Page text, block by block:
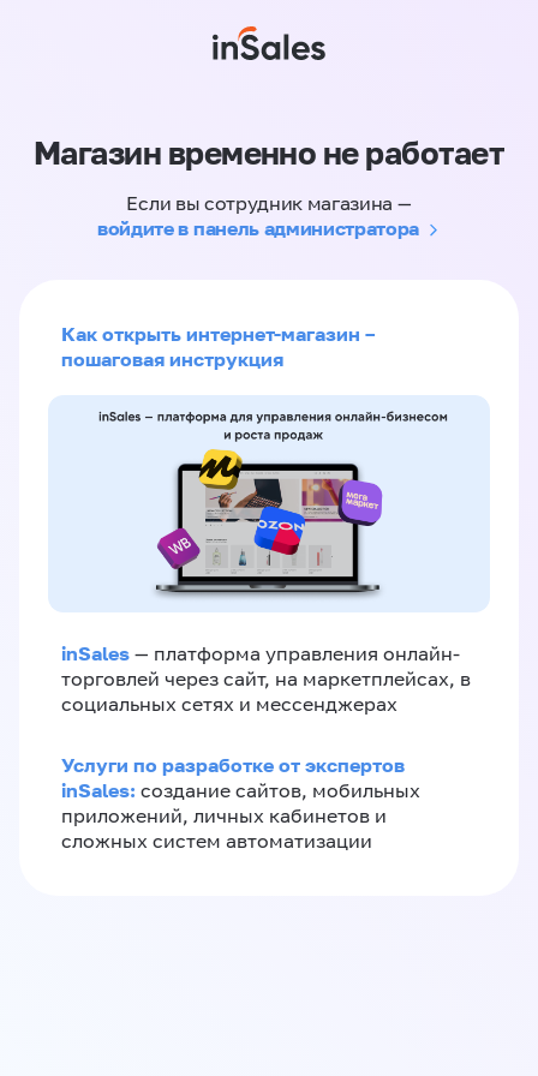
Магазин временно не работает
Если вы сотрудник магазина —
войдите в панель администратора
Как открыть интернет-магазин –
пошаговая инструкция
inSales — платформа управления онлайн-
торговлей через сайт, на маркетплейсах, в
социальных сетях и мессенджерах
Услуги по разработке от экспертов
inSales: создание сайтов, мобильных
приложений, личных кабинетов и
сложных систем автоматизации